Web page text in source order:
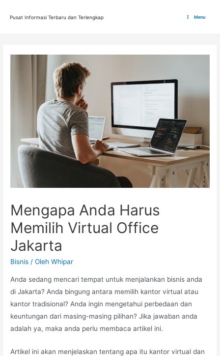
Pusat Informasi Terbaru dan Terlengkap Menu
Mengapa Anda Harus
Memilih Virtual Office
Jakarta
Bisnis / OlehWhipar
Anda sedang mencari tempat untuk menjalankan bisnis anda
di Jakarta? Anda bingung antara memilih kantor virtual atau
kantor tradisional? Anda ingin mengetahui perbedaan dan
keuntungan dari masing-masing pilihan? Jika jawaban anda
adalah ya, maka anda perlu membaca artikel ini.
Artikel ini akan menjelaskan tentang apa itu kantor virtual dan